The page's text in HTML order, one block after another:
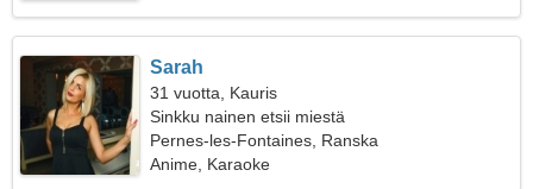
Sarah
31 vuotta, Kauris
Sinkku nainen etsii miestä
Pernes-les-Fontaines, Ranska
Anime, Karaoke